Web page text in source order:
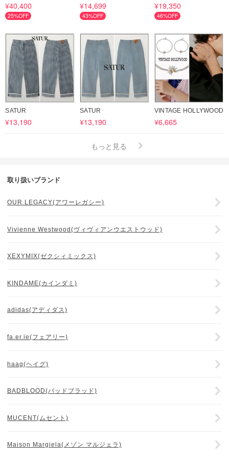
¥40,400
25%OFF
¥14,699
43%OFF
¥19,350
46%OFF
SATUR
¥13,190
SATUR
¥13,190
VINTAGE HOLLYWOOD
¥6,665
もっと見る
取り扱いブランド
OUR LEGACY(アワーレガシー)
Vivienne Westwood(ヴィヴィアンウエストウッド)
XEXYMIX(ゼクシィミックス)
KINDAME(カインダミ)
adidas(アディダス)
fa.er.ie(フェアリー)
haag(ヘイグ)
BADBLOOD(バッドブラッド)
MUCENT(ムセント)
Maison Margiela(メゾン マルジェラ)